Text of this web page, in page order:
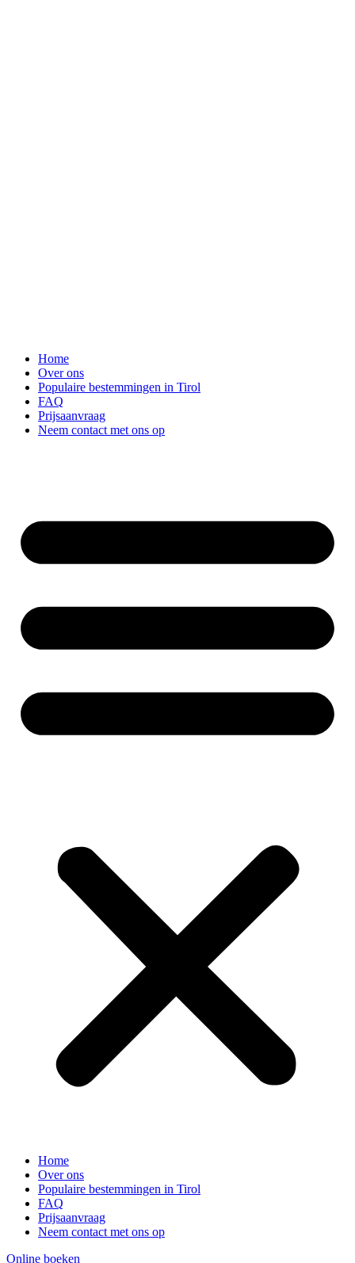
Home
Over ons
Populaire bestemmingen in Tirol
FAQ
Prijsaanvraag
Neem contact met ons op
Home
Over ons
Populaire bestemmingen in Tirol
FAQ
Prijsaanvraag
Neem contact met ons op
Online boeken